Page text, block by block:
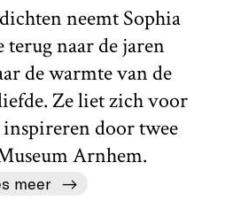
neemt Sophia
terug naar de jaren
de warmte van de
Ze liet zich voor
inspireren door twee
Arnhem.
meer